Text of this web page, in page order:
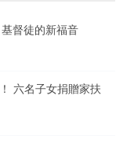
督徒的新福音
六名子女捐贈家扶